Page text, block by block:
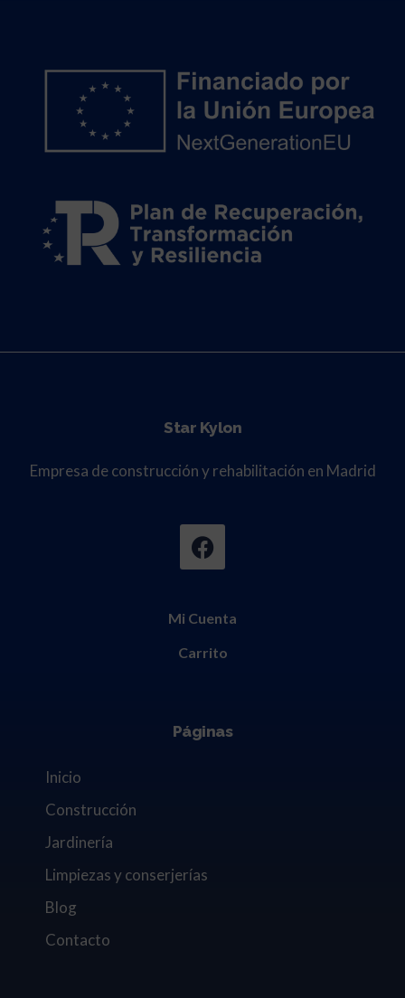
Star Kylon
Empresa de construcción y rehabilitación en Madrid
Mi Cuenta
Carrito
Páginas
Inicio
Construcción
Jardinería
Limpiezas y conserjerías
Blog
Contacto